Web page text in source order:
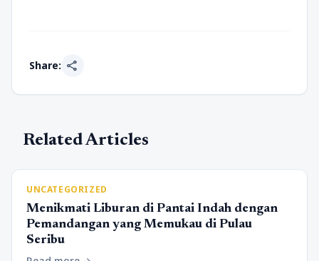
Share: share
Related Articles
UNCATEGORIZED
Menikmati Liburan di Pantai Indah dengan
Pemandangan yang Memukau di Pulau
Seribu